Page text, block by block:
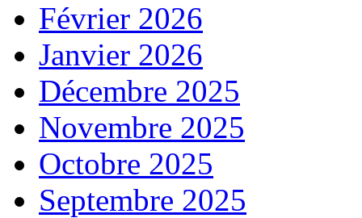
Février 2026
Janvier 2026
Décembre 2025
Novembre 2025
Octobre 2025
Septembre 2025